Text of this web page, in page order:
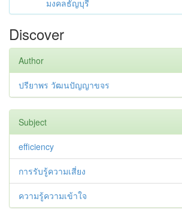
มงคลธัญบุรี
Discover
Author
ปรียาพร วัฒนปัญญาขจร
Subject
efficiency
การรับรู้ความเสี่ยง
ความรู้ความเข้าใจ